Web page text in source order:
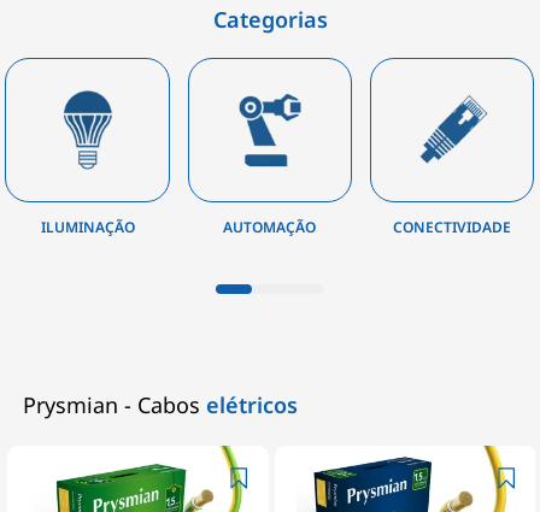
Categorias
ILUMINAÇÃO AUTOMAÇÃO CONECTIVIDADE
Prysmian - Cabos elétricos